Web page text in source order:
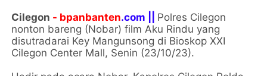
Cilegon - bpanbanten.com || Polres Cilegon
nonton bareng (Nobar) film Aku Rindu yang
disutradarai Key Mangunsong di Bioskop XXI
Cilegon Center Mall, Senin (23/10/23).